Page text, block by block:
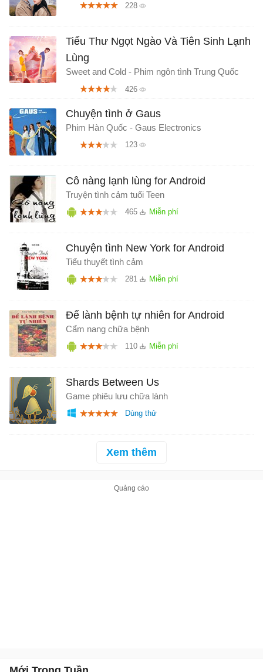
228
Tiểu Thư Ngọt Ngào Và Tiên Sinh Lạnh
Lùng
Sweet and Cold - Phim ngôn tình Trung Quốc
426
Chuyện tình ở Gaus
Phim Hàn Quốc - Gaus Electronics
123
Cô nàng lạnh lùng for Android
Truyện tình cảm tuổi Teen
465
Chuyện tình New York for Android
Tiểu thuyết tình cảm
281
Để lành bệnh tự nhiên for Android
Cẩm nang chữa bệnh
110
Shards Between Us
Game phiêu lưu chữa lành
Xem thêm